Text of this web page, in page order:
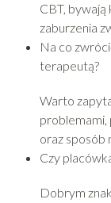
CBT, bywają
zaburzenia
Na co
terapeutą?
Warto
oraz sposób
Czy
Dobrym